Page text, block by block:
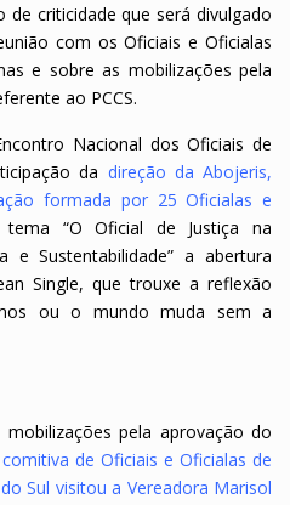
criticidade que será divulgado
com os Oficiais e Oficialas
e sobre as mobilizações pela
ao PCCS.
Nacional dos Oficiais de
da direção da Abojeris,
formada por 25 Oficialas e
“O Oficial de Justiça na
e Sustentabilidade” a abertura
Single, que trouxe a reflexão
ou o mundo muda sem a
pela aprovação do
de Oficiais e Oficialas de
Sul visitou a Vereadora Marisol